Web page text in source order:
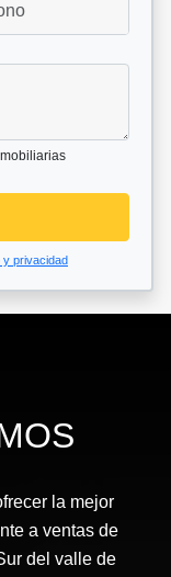
y privacidad
la mejor
a ventas de
del valle de